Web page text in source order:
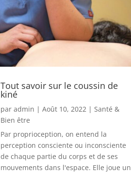
Tout savoir sur le coussin de
kiné
par admin | Août 10, 2022 | Santé &
Bien être
Par proprioception, on entend la
perception consciente ou inconsciente
de chaque partie du corps et de ses
mouvements dans l'espace. Elle joue un